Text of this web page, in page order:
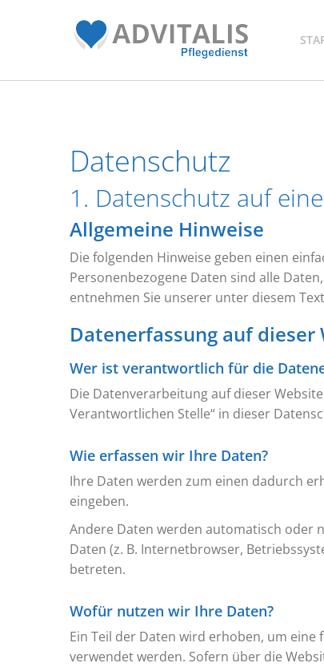
Datenschutz
1. Datenschutz auf
Allgemeine Hinweise
Die folgenden Hinweise geben einen
Personenbezogene Daten sind alle
entnehmen Sie unserer unter diesem
Datenerfassung auf dieser
Wer ist verantwortlich für die
Die Datenverarbeitung auf dieser
Verantwortlichen Stelle“ in dieser
Wie erfassen wir Ihre Daten?
Ihre Daten werden zum einen dadurch
eingeben.
Andere Daten werden automatisch oder
Daten (z. B. Internetbrowser,
betreten.
Wofür nutzen wir Ihre Daten?
Ein Teil der Daten wird erhoben, um
verwendet werden. Sofern über die